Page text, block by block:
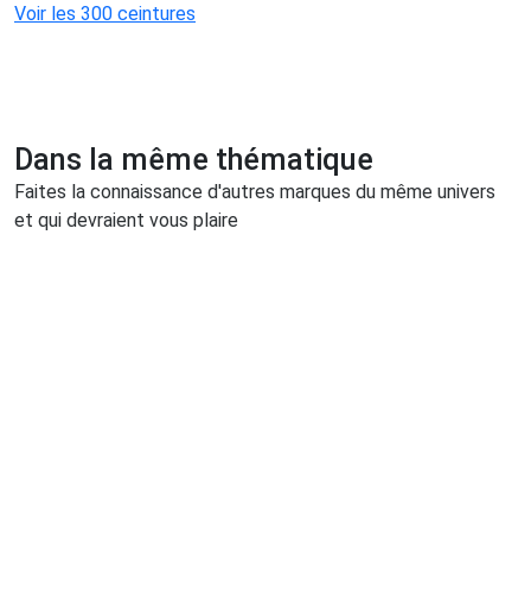
Voir les 300 ceintures
Dans la même thématique
Faites la connaissance d'autres marques du même univers
et qui devraient vous plaire